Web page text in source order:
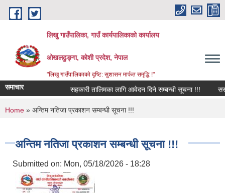
Skip to main content
लिखु गाउँपालिका, गाउँ कार्यपालिकाको कार्यालय
ओखलढुङ्गा, कोशी प्रदेश, नेपाल
"लिखु गाउँपालिकाको दृष्टि: सुशासन मार्फत समृद्धि !"
समाचार सहकारी तालिमका लागि आवेदन दिने सम्बन्धी सूचना !!!
You are here
Home » अन्तिम नतिजा प्रकाशन सम्बन्धी सूचना !!!
अन्तिम नतिजा प्रकाशन सम्बन्धी सूचना !!!
Submitted on: Mon, 05/18/2026 - 18:28